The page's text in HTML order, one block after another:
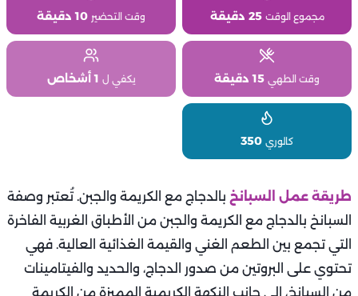
مجموع الوقت 25 دقيقة وقت التحضير 10 دقيقة
وقت الطهي 15 دقيقة يكفي ل 1 أشخاص
كالوري 350
طريقة عمل السبانخ بالدجاج مع الكريمة والجبن. تُعتبر وصفة
السبانخ بالدجاج مع الكريمة والجبن من الأطباق الغربية الفاخرة
التي تجمع بين الطعم الغني والقيمة الغذائية العالية. فهي
تحتوي على البروتين من صدور الدجاج، والحديد والفيتامينات
من السبانخ، إلى جانب النكهة الكريمية المميزة من الكريمة